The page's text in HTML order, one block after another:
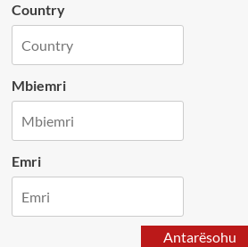
Country
Mbiemri
Emri
Antarësohu